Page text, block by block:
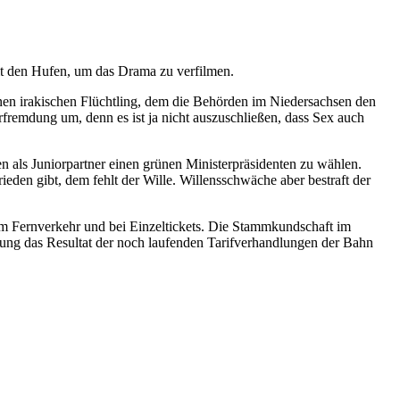
den Hufen, um das Drama zu verfilmen.
irakischen Flüchtling, dem die Behörden im Niedersachsen den
um, denn es ist ja nicht auszuschließen, dass Sex auch
als Juniorpartner einen grünen Ministerpräsidenten zu wählen.
gibt, dem fehlt der Wille. Willensschwäche aber bestraft der
Fernverkehr und bei Einzeltickets. Die Stammkundschaft im
das Resultat der noch laufenden Tarifverhandlungen der Bahn